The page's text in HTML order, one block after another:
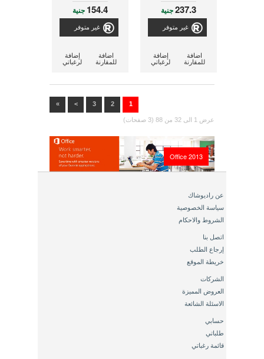
لاسلكى جينيس NS 6000
237.3جنية
غير متوفر
إضافة
لرغباتي
اضافة
للمقارنة
مزود بطرف يو إس بى
31011617100
154.4 جنية
غير متوفر
إضافة
لرغباتي
اضافة
للمقارنة
1
2
3
>
»
عرض 1 الى 32 من 88 (3 صفحات)
Office 2013
عن راديوشاك
سياسة الخصوصية
الشروط والاحكام
اتصل بنا
إرجاع الطلب
خريطة الموقع
الشركات
العروض المميزة
الاسئلة الشائعة
حسابي
طلباتي
قائمة رغباتي